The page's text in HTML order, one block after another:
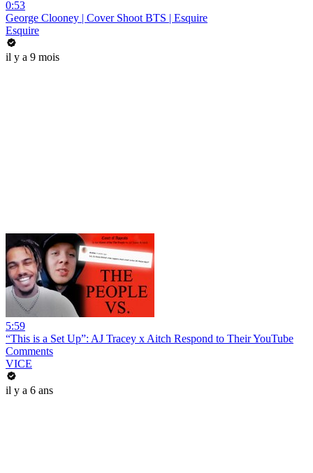
0:53
George Clooney | Cover Shoot BTS | Esquire
Esquire
il y a 9 mois
5:59
“This is a Set Up”: AJ Tracey x Aitch Respond to Their YouTube
Comments
VICE
il y a 6 ans